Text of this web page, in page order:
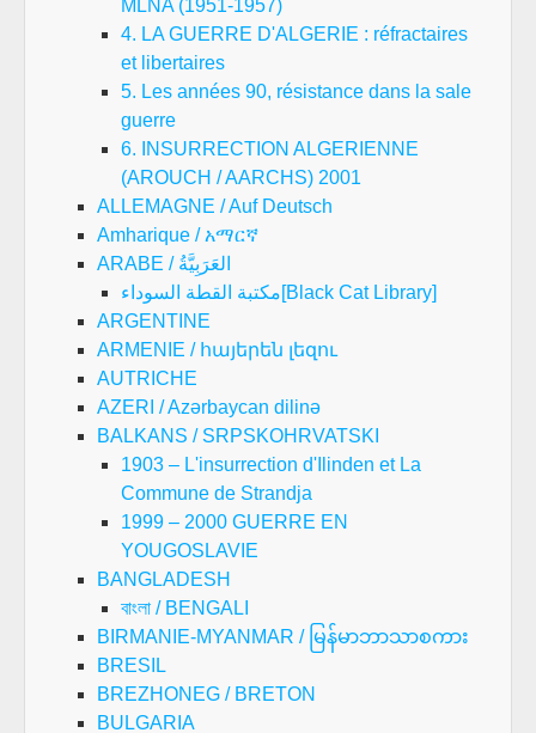
MLNA (1951-1957)
4. LA GUERRE D'ALGERIE : réfractaires
et libertaires
5. Les années 90, résistance dans la sale
guerre
6. INSURRECTION ALGERIENNE
(AROUCH / AARCHS) 2001
ALLEMAGNE / Auf Deutsch
Amharique / አማርኛ
ARABE / العَرَبِيَّةُ
مكتبة القطة السوداء[Black Cat Library]
ARGENTINE
ARMENIE / հայերեն լեզու
AUTRICHE
AZERI / Azərbaycan dilinə
BALKANS / SRPSKOHRVATSKI
1903 – L'insurrection d'Ilinden et La
Commune de Strandja
1999 – 2000 GUERRE EN
YOUGOSLAVIE
BANGLADESH
বাংলা / BENGALI
BIRMANIE-MYANMAR / မြန်မာဘာသာစကား
BRESIL
BREZHONEG / BRETON
BULGARIA